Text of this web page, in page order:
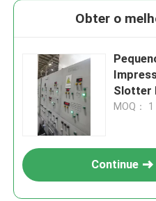
Obter o
Slotter
MOQ： 1
Continue